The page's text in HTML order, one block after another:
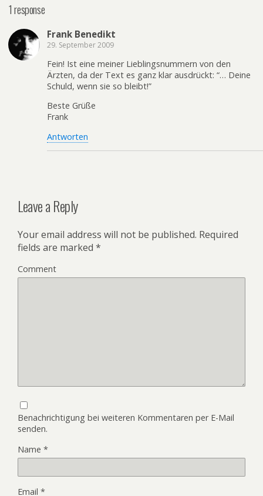
1 response
Frank Benedikt
29. September 2009
Fein! Ist eine meiner Lieblingsnummern von den
Ärzten, da der Text es ganz klar ausdrückt: “… Deine
Schuld, wenn sie so bleibt!”
Beste Grüße
Frank
Antworten
Leave a Reply
Your email address will not be published. Required
fields are marked *
Comment
Benachrichtigung bei weiteren Kommentaren per E-Mail
senden.
Name *
Email *